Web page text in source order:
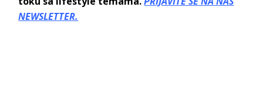
NEWSLETTER.